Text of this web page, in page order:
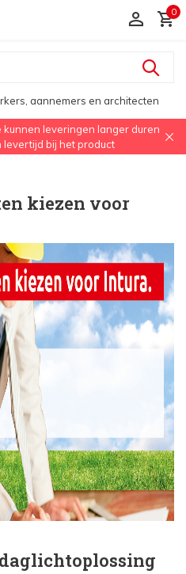
0
aannemers en architecten
leveringen langer duren
bij het product
kiezen voor